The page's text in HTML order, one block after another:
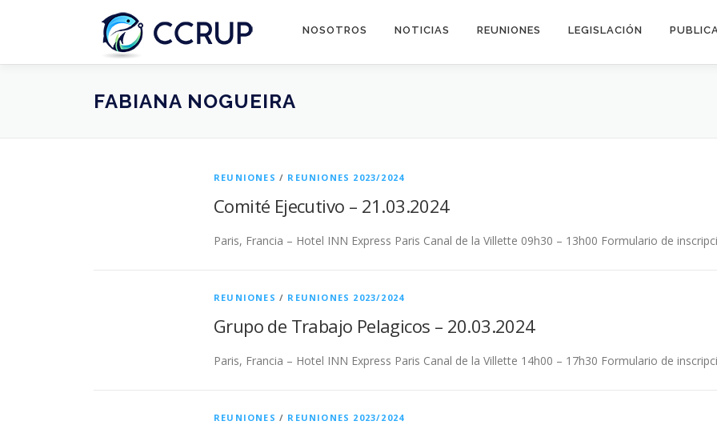
NOSOTROS NOTICIAS REUNIONES LEGISLACIÓN
FABIANA NOGUEIRA
REUNIONES / REUNIONES 2023/2024
Comité Ejecutivo – 21.03.2024
Paris, Francia – Hotel INN Express Paris Canal de la Villette 09h30 – 13h00 Formulario de
REUNIONES / REUNIONES 2023/2024
Grupo de Trabajo Pelagicos – 20.03.2024
Paris, Francia – Hotel INN Express Paris Canal de la Villette 14h00 – 17h30 Formulario de
REUNIONES / REUNIONES 2023/2024